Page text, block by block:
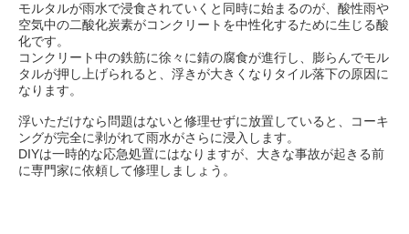
モルタルが雨水で浸食されていくと同時に始まるのが、酸性雨や
空気中の二酸化炭素がコンクリートを中性化するために生じる酸
化です。
コンクリート中の鉄筋に徐々に錆の腐食が進行し、膨らんでモル
タルが押し上げられると、浮きが大きくなりタイル落下の原因に
なります。
浮いただけなら問題はないと修理せずに放置していると、コーキ
ングが完全に剥がれて雨水がさらに浸入します。
DIYは一時的な応急処置にはなりますが、大きな事故が起きる前
に専門家に依頼して修理しましょう。